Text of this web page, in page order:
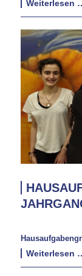
Weiterlesen
Weiterlesen